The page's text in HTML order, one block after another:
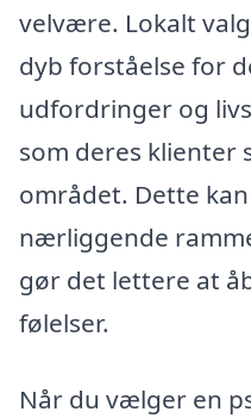
velvære. Lokalt
dyb forståelse for
udfordringer og
som deres klienter
området. Dette
nærliggende
gør det lettere at
følelser.
Når du vælger en